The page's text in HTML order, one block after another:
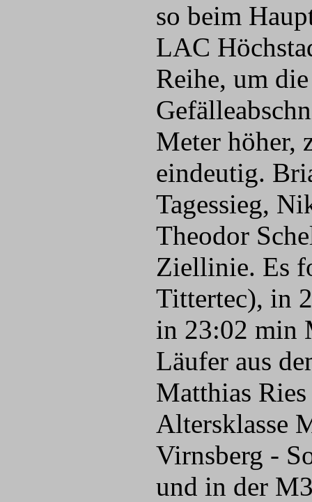
so beim
LAC
Reihe, um
Meter höher,
eindeutig.
Tagessieg,
Theodor
Ziellinie. Es
Tittertec), in
in 23:02 min
Läufer aus
Matthias
Altersklasse
Virnsberg -
und in der